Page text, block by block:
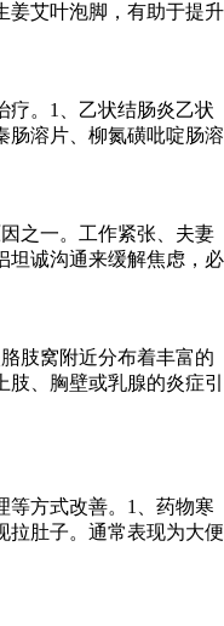
姜艾叶泡脚，有助于提升
疗。1、乙状结肠炎乙状
肠溶片、柳氮磺吡啶肠溶
之一。工作紧张、夫妻
坦诚沟通来缓解焦虑，必
肢窝附近分布着丰富的
、胸壁或乳腺的炎症引
等方式改善。1、药物寒
拉肚子。通常表现为大便